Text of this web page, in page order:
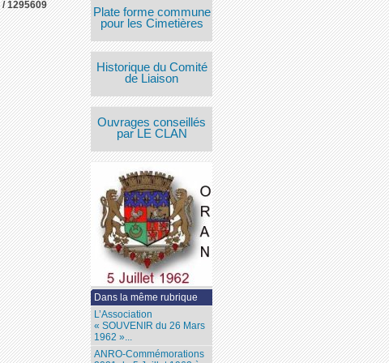
Plate forme commune
pour les Cimetières
Historique du Comité
de Liaison
Ouvrages conseillés
par LE CLAN
Dans la même rubrique
L’Association
« SOUVENIR du 26 Mars
1962 »...
ANRO-Commémorations
/ 1295609